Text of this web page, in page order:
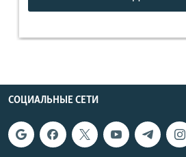
СОЦИАЛЬНЫЕ СЕТИ